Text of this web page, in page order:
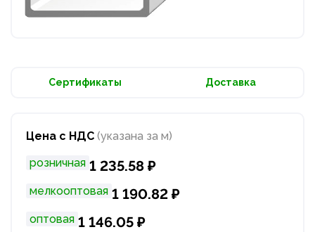
Сертификаты Доставка
Цена с НДС (указана за м)
розничная 1 235.58 ₽
мелкооптовая 1 190.82 ₽
оптовая 1 146.05 ₽